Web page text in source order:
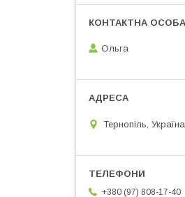
Ольга
Тернопіль, Україна
+380 (97) 808-17-40